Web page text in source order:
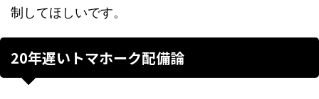
制してほしいです。
20年遅いトマホーク配備論